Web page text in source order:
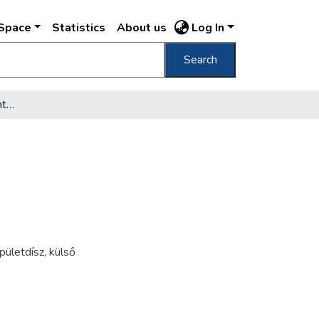
Statistics About us Log In
Search
[Szent István bazilika szentélye]
, külső